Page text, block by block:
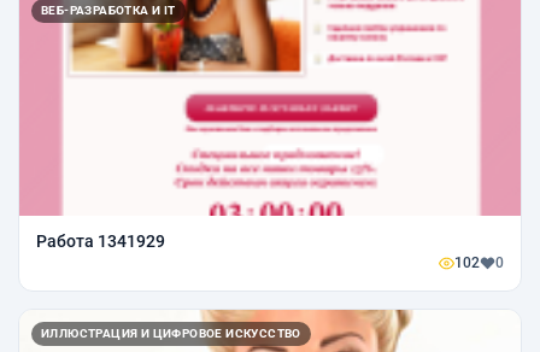
ВЕБ-РАЗРАБОТКА И IT
Работа 1341929
102 0
ИЛЛЮСТРАЦИЯ И ЦИФРОВОЕ ИСКУССТВО